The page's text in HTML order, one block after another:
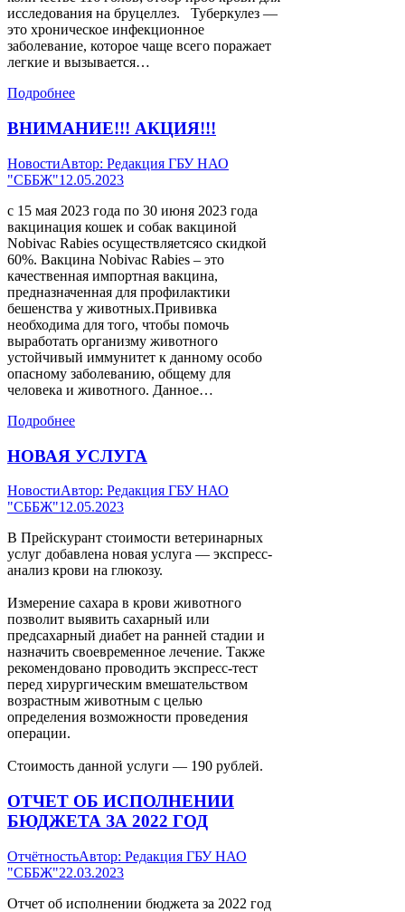
исследования на бруцеллез. Туберкулез —
это хроническое инфекционное
заболевание, которое чаще всего поражает
легкие и вызывается…
Подробнее
ВНИМАНИЕ!!! АКЦИЯ!!!
НовостиАвтор: Редакция ГБУ НАО
"СББЖ"12.05.2023
с 15 мая 2023 года по 30 июня 2023 года
вакцинация кошек и собак вакциной
Nobivac Rabies осуществляетсясо скидкой
60%. Вакцина Nobivac Rabies – это
качественная импортная вакцина,
предназначенная для профилактики
бешенства у животных.Прививка
необходима для того, чтобы помочь
выработать организму животного
устойчивый иммунитет к данному особо
опасному заболеванию, общему для
человека и животного. Данное…
Подробнее
НОВАЯ УСЛУГА
НовостиАвтор: Редакция ГБУ НАО
"СББЖ"12.05.2023
В Прейскурант стоимости ветеринарных
услуг добавлена новая услуга — экспресс-
анализ крови на глюкозу.
Измерение сахара в крови животного
позволит выявить сахарный или
предсахарный диабет на ранней стадии и
назначить своевременное лечение. Также
рекомендовано проводить экспресс-тест
перед хирургическим вмешательством
возрастным животным с целью
определения возможности проведения
операции.
Стоимость данной услуги — 190 рублей.
ОТЧЕТ ОБ ИСПОЛНЕНИИ
БЮДЖЕТА ЗА 2022 ГОД
ОтчётностьАвтор: Редакция ГБУ НАО
"СББЖ"22.03.2023
Отчет об исполнении бюджета за 2022 год